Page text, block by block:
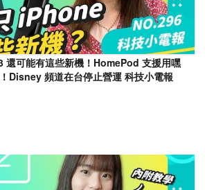
還可能有這些新機！HomePod 支援用嘿
Disney 頻道在台停止營運 科技小電報